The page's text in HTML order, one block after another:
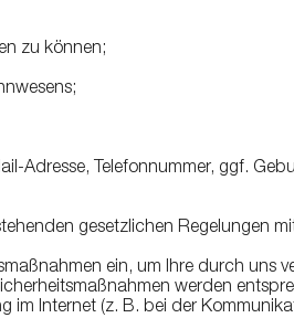
zu können;
Adresse, Telefonnummer, ggf.
gesetzlichen Regelungen
ein, um Ihre durch uns
werden
im Internet (z. B. bei der